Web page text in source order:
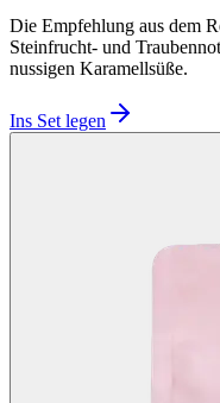
Die Empfehlung aus dem
Steinfrucht- und
nussigen Karamellsüße.
Ins Set legen